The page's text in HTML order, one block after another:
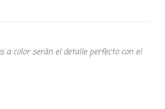
a color serán el detalle perfecto con el